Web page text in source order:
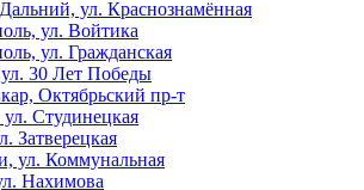
ул. Краснознамённая
ул. Войтика
ул. Гражданская
30 Лет Победы
Октябрьский пр-т
Студинецкая
Затверецкая
ул. Коммунальная
Нахимова